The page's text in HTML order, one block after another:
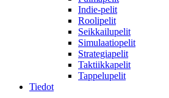
Indie-pelit
Roolipelit
Seikkailupelit
Simulaatiopelit
Strategiapelit
Taktiikkapelit
Tappelupelit
Tiedot